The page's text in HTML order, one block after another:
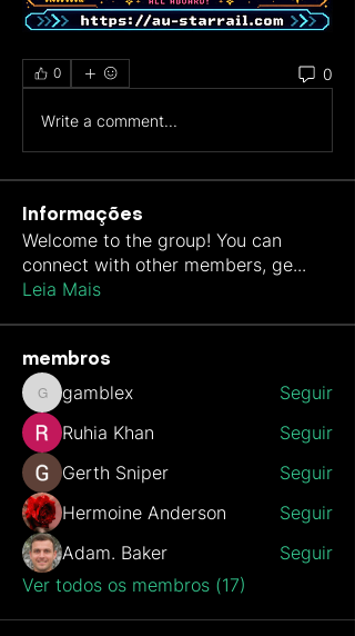
0 0
Write a comment...
Informações
Welcome to the group! You can
connect with other members, ge...
Leia Mais
membros
gamblex
gamblex
Seguir
Ruhia Khan
Seguir
Gerth Sniper
Seguir
Hermoine Anderson
Seguir
Adam. Baker
Seguir
Ver todos os membros (17)